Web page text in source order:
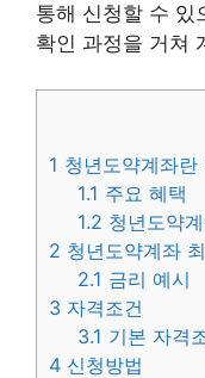
통해 신청할 수 있
확인 과정을 거쳐
1 청년도약계좌란
1.1 주요 혜택
1.2 청년도약
2 청년도약계좌
2.1 금리 예시
3 자격조건
3.1 기본 자격
4 신청방법